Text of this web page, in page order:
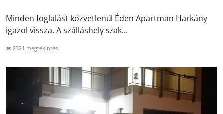
Minden foglalást közvetlenül Éden Apartman Harkány
igazol vissza. A szálláshely szak...
2321 megtekintés